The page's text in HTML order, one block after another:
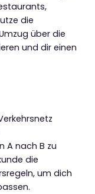
die
über die
und dir einen
A nach B zu
die
um dich